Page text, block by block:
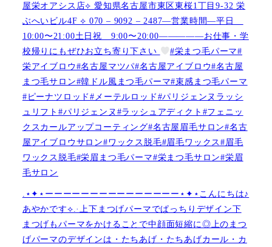
屋栄オアシス店︎︎⟡ 愛知県名古屋市東区東桜1丁目9-32 栄
ぶへいビル4F ︎︎⟡ 070 – 9092 – 2487—営業時間—平日
10:00〜21:00土日祝 9:00〜20:00—————お仕事・学
校帰りにもぜひお立ち寄り下さい
#栄まつ毛パーマ#
栄アイブロウ#名古屋マツパ#名古屋アイブロウ#名古屋
まつ毛サロン#韓ドル風まつ毛パーマ#束感まつ毛パーマ
#ピーナツロッド#メーテルロッド#パリジェンヌラッシ
ュリフト#パリジェンヌ#ラッシュアディクト#フェニッ
クスカールアップコーティング#名古屋眉毛サロン#名古
屋アイブロウサロン#ワックス脱毛#眉毛ワックス#眉毛
ワックス脱毛#栄眉まつ毛パーマ#栄まつ毛サロン#栄眉
毛サロン
.⋆✦⋆ーーーーーーーーーーーーーーー⋆✦⋆こんにちは♪
あやかです︎⟡.·上下まつげパーマでぱっちりデザイン下
まつげもパーマをかけることで中顔面短縮に◎上のまつ
げパーマのデザインは・たちあげ・たちあげカール・カ